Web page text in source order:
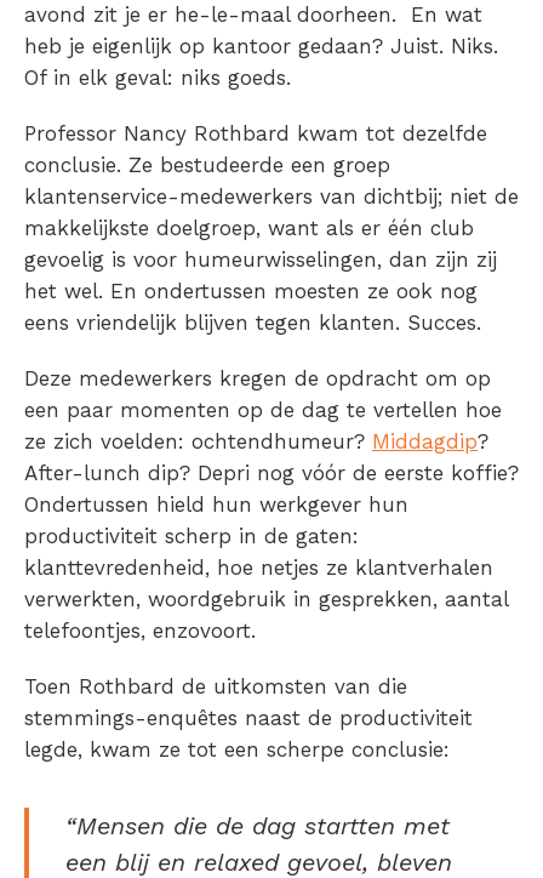
avond zit je er he-le-maal doorheen. En wat
heb je eigenlijk op kantoor gedaan? Juist. Niks.
Of in elk geval: niks goeds.
Professor Nancy Rothbard kwam tot dezelfde
conclusie. Ze bestudeerde een groep
klantenservice-medewerkers van dichtbij; niet de
makkelijkste doelgroep, want als er één club
gevoelig is voor humeurwisselingen, dan zijn zij
het wel. En ondertussen moesten ze ook nog
eens vriendelijk blijven tegen klanten. Succes.
Deze medewerkers kregen de opdracht om op
een paar momenten op de dag te vertellen hoe
ze zich voelden: ochtendhumeur? Middagdip?
After-lunch dip? Depri nog vóór de eerste koffie?
Ondertussen hield hun werkgever hun
productiviteit scherp in de gaten:
klanttevredenheid, hoe netjes ze klantverhalen
verwerkten, woordgebruik in gesprekken, aantal
telefoontjes, enzovoort.
Toen Rothbard de uitkomsten van die
stemmings-enquêtes naast de productiviteit
legde, kwam ze tot een scherpe conclusie:
“Mensen die de dag startten met
een blij en relaxed gevoel, bleven